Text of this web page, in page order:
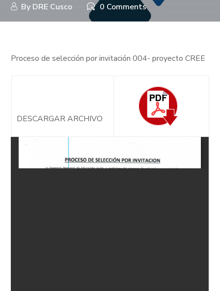
By DRE Cusco 0 Comments
Proceso de selección por invitación 004- proyecto CREE
DESCARGAR ARCHIVO